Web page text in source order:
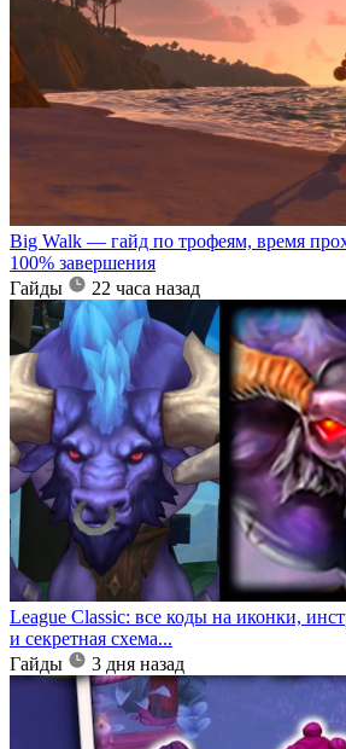
Big Walk — гайд по трофеям, время
100% завершения
Гайды
22 часа назад
League Classic: все коды на иконки,
и секретная схема...
Гайды
3 дня назад